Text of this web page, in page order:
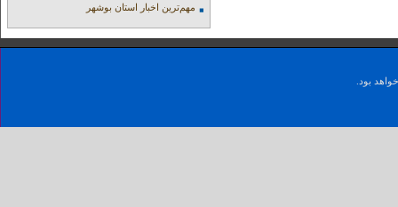
مهم‌ترین اخبار استان بوشهر
بود.